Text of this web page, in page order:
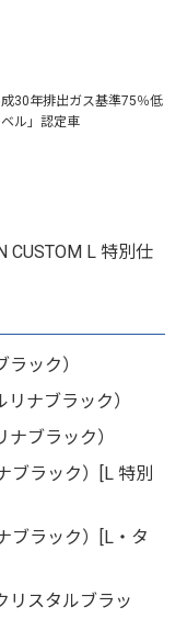
成30年排出ガス基準75％低
ル」認定車
CUSTOM L 特別仕
ック）
ナブラック）
ブラック）
ブラック）[L 特別
ブラック）[L・タ
リスタルブラッ